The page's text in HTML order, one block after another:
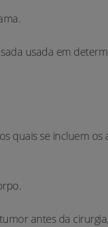
usada em
quais se incluem
antes da